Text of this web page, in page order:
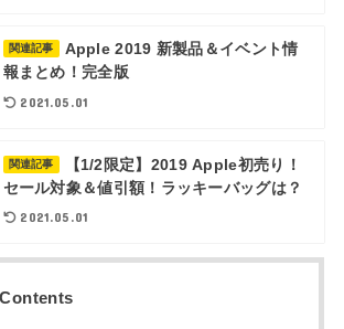
関連記事
Apple 2019 新製品＆イベント情
報まとめ！完全版
2021.05.01
関連記事
【1/2限定】2019 Apple初売り！
セール対象＆値引額！ラッキーバッグは？
2021.05.01